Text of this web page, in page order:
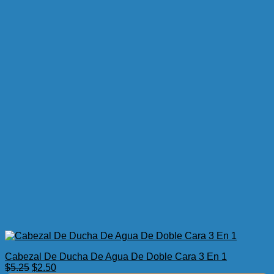
Cabezal De Ducha De Agua De Doble Cara 3 En 1
$5.25 El
$2.50El